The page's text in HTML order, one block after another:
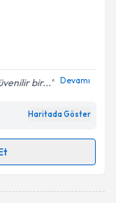
bir... Devamı
Haritada Göster